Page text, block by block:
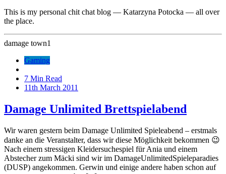
This is my personal chit chat blog — Katarzyna Potocka — all over
the place.
damage town1
Gaming
7 Min Read
11th March 2011
Damage Unlimited Brettspielabend
Wir waren gestern beim Damage Unlimited Spieleabend – erstmals
danke an die Veranstalter, dass wir diese Möglichkeit bekommen 😉
Nach einem stressigen Kleidersuchespiel für Ania und einem
Abstecher zum Mäcki sind wir im DamageUnlimitedSpieleparadies
(DUSP) angekommen. Gerwin und einige andere haben schon auf